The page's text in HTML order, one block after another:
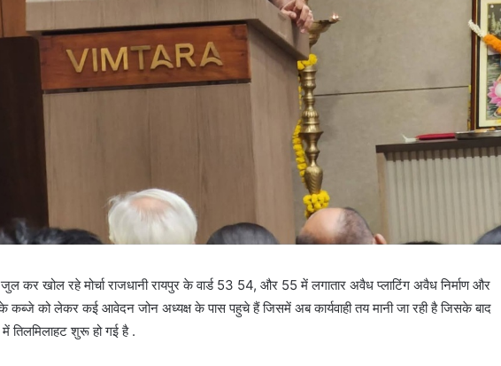
कर खोल रहे मोर्चा राजधानी रायपुर के वार्ड 53 54, और 55 में लगातार अवैध प्लाटिंग अवैध निर्माण और
कब्जे को लेकर कई आवेदन जोन अध्यक्ष के पास पहुचे हैं जिसमें अब कार्यवाही तय मानी जा रही है जिसके बाद
तिलमिलाहट शुरू हो गई है .